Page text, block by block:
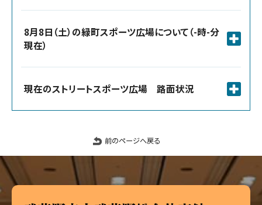
8月8日（土）の緑町スポーツ広場について（-時-分
現在）
現在のストリートスポーツ広場 路面状況
前のページへ戻る